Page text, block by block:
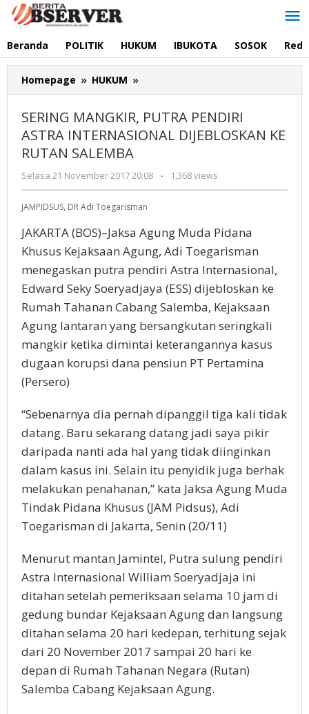
Lewati
Beranda POLITIK HUKUM IBUKOTA SOSOK
Homepage » HUKUM »
MANGKIR,
PENDIRI
ASTRA
KE
RUTAN
SALEMBA
SERING MANGKIR, PUTRA PENDIRI
ASTRA INTERNASIONAL DIJEBLOSKAN KE
RUTAN SALEMBA
Selasa 21 November 2017 20:08
oleh
Redaksi
- 1,368 views
JAMPIDSUS, DR Adi Toegarisman
JAKARTA (BOS)–Jaksa Agung Muda Pidana
Khusus Kejaksaan Agung, Adi Toegarisman
menegaskan putra pendiri Astra Internasional,
Edward Seky Soeryadjaya (ESS) dijebloskan ke
Rumah Tahanan Cabang Salemba, Kejaksaan
Agung lantaran yang bersangkutan seringkali
mangkir ketika dimintai keterangannya kasus
dugaan korupsi dana pensiun PT Pertamina
(Persero)
“Sebenarnya dia pernah dipanggil tiga kali tidak
datang. Baru sekarang datang jadi saya pikir
daripada nanti ada hal yang tidak diinginkan
dalam kasus ini. Selain itu penyidik juga berhak
melakukan penahanan,” kata Jaksa Agung Muda
Tindak Pidana Khusus (JAM Pidsus), Adi
Toegarisman di Jakarta, Senin (20/11)
Menurut mantan Jamintel, Putra sulung pendiri
Astra Internasional William Soeryadjaja ini
ditahan setelah pemeriksaan selama 10 jam di
gedung bundar Kejaksaan Agung dan langsung
ditahan selama 20 hari kedepan, terhitung sejak
dari 20 November 2017 sampai 20 hari ke
depan di Rumah Tahanan Negara (Rutan)
Salemba Cabang Kejaksaan Agung.